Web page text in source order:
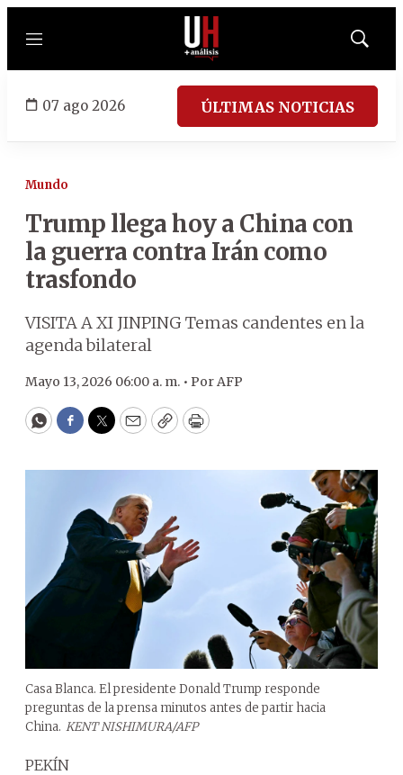
Menú
Mostrar
07 ago 2026 ÚLTIMAS NOTICIAS
Mundo
Trump llega hoy a China con
la guerra contra Irán como
trasfondo
VISITA A XI JINPING Temas candentes en la
agenda bilateral
Mayo 13, 2026 06:00 a. m. • PorAFP
WhatsApp
Facebook
Twitter
EmailCopyPrint
Casa Blanca. El presidente Donald Trump responde
preguntas de la prensa minutos antes de partir hacia
China. KENT NISHIMURA/AFP
PEKÍN